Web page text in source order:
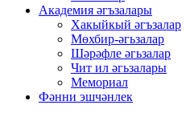
Академия әгъзалары
Хакыйкый әгъзалар
Мөхбир-әгьзалар
Шәрәфле әгьзалар
Чит ил әгьзалары
Мемориал
Фәнни эшчәнлек